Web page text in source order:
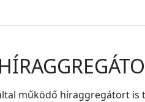
működő híraggregátort